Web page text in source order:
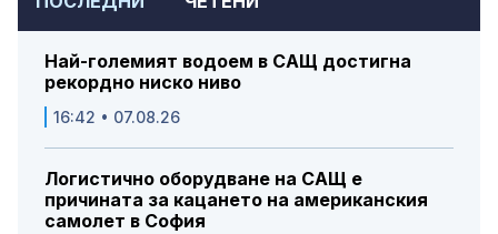
Най-големият водоем в САЩ достигна
рекордно ниско ниво
16:42 • 07.08.26
Логистично оборудване на САЩ е
причината за кацането на американския
самолет в София